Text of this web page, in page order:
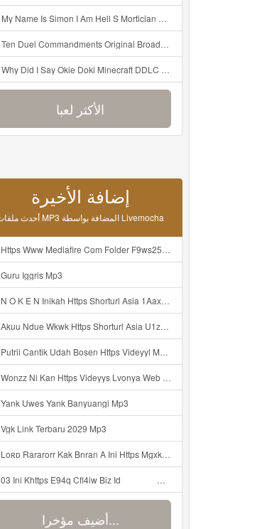
My Name Is Simon I Am Hell S Mortician And I Am Going To Kill God Creepypasta Mp3
Ten Duel Commandments Original Broadway Cast Of Hamilton Lyrics Mp3
Why Did I Say Okie Doki Minecraft DDLC Animated Music Video Song By The Stupendium Mp3
الأكثر لعبا
إضافة الأخيرة
أحدث ملفات MP3 المضافة بواسطة Livemocha
Https Www Mediafire Com Folder F9ws258ycfuur SK BILA BY TAMJI Https Www Mediafire Com Folder K3mydgsfchzb1 SENDAL PIA C9 Mp3
Guru Iggris Mp3
N O K E N Inikah Https Shorturl Asia 1Aax0 Mp3
Akuu Ndue Wkwk Https Shorturl Asia U1zZY ᅠ ᅠ ᅠ ᅠ ᅠ ᅠ ᅠ ᅠ ᅠ ᅠ ᅠ ᅠ ᅠ ᅠ ᅠ ᅠ ᅠ OK ᅠ ᅠ ᅠ ᅠ ᅠ ᅠ ᅠ ᅠ ᅠ ᅠ ᅠ ᅠ ᅠ ᅠ ᅠ ᅠ ᅠ ᅠ ᅠ ᅠ ᅠ ᅠ ᅠ ᅠ ᅠ ᅠ ᅠ ᅠ ᅠ ᅠ ᅠ ᅠ ᅠ ᅠ ᅠ ᅠ ᅠ ᅠ ᅠ ᅠ ᅠ Mp3
Putrii Cantik Udah Bosen Https Videyyl Mdfro Web Id ᅠ ᅠ ᅠ ᅠ ᅠ ᅠ ᅠ ᅠ ᅠ ᅠ ᅠ ᅠ ᅠ ᅠ ᅠ ᅠ ᅠ ᅠ ᅠ Ok ᅠ ᅠ ᅠ ᅠ ᅠ ᅠ ᅠ ᅠ ᅠ ᅠ ᅠ ᅠ ᅠ ᅠ ᅠ ᅠ ᅠ ᅠ ᅠ ᅠ ᅠ ᅠ ᅠ ᅠ ᅠ ᅠ ᅠ ᅠ ᅠ ᅠ ᅠ ᅠ ᅠ ᅠ ᅠ ᅠ ᅠ ᅠ ᅠ ᅠ N Mp3
Wonzz Ni Kan Https Videyys Lvonya Web Id ᅠ ᅠ ᅠ ᅠ ᅠ ᅠ ᅠ ᅠ ᅠ ᅠ ᅠ ᅠ ᅠ ᅠ ᅠ ᅠ ᅠ ᅠ ᅠ ᅠ OKK ᅠ ᅠ ᅠ ᅠ ᅠ ᅠ ᅠ ᅠ ᅠ ᅠ ᅠ ᅠ ᅠ ᅠ ᅠ ᅠ ᅠ ᅠ ᅠ ᅠ ᅠ ᅠ ᅠ ᅠ ᅠ ᅠ ᅠ ᅠ ᅠ ᅠ ᅠ ᅠ ᅠ ᅠ ᅠ ᅠ ᅠ ᅠ ᅠ ᅠ Mp3
Yank Uwes Yank Banyuangi Mp3
Vgk Link Terbaru 2029 Mp3
Loʀᴅ Rararorr Kak Bnran A Ini Https Mgxk Dskoe Biz Id Ini Kah ᅠ ᅠ ᅠ ᅠ ᅠ ᅠ ᅠ ᅠ ᅠ ᅠ ᅠ ᅠ ᅠ ᅠ ᅠ ᅠ ᅠ ᅠ ᅠ ᅠ ᅠ ᅠ ᅠ ᅠ ᅠ ᅠ ᅠ ᅠ ᅠ ᅠ ᅠ ᅠ ᅠ ᅠ ᅠ ᅠ ᅠ ᅠ ᅠ ᅠ ᅠ ᅠ ᅠ ᅠ ᅠ ᅠ ᅠ ᅠ ᅠ ᅠ ᅠ ᅠ ᅠ ᅠ ᅠ ᅠ ᅠ ᅠ ᅠ ᅠ ᅠ ᅠ ᅠ ᅠ ᅠ ᅠ Mp3
03 Ini Khttps E94q Cfl4iw Biz Id ᅟᅟᅟᅟᅟᅟᅟᅟᅟᅟᅟᅟᅟᅟᅟᅟᅟᅟᅟᅟᅟᅟᅟᅟᅟᅟᅟᅟᅟᅟᅟᅟ ᅟᅟᅟᅟᅟᅟᅟᅟᅟᅟᅟᅟᅟᅟᅟᅟᅟᅟᅟᅟᅟᅟᅟᅟᅟᅟᅟᅟᅟᅟᅟᅟᅟᅟᅟᅟᅟᅟᅟᅟᅟᅟᅟᅟᅟᅟᅟᅟᅟᅟᅟᅟᅟᅟᅟᅟᅟᅟᅟᅟᅟᅟᅟᅟᅟᅟᅟᅟᅟᅟᅟᅟᅟᅟᅟᅟᅟᅟᅟᅟᅟᅟᅟᅟᅟᅟᅟᅟᅟᅟᅟᅟᅟᅟᅟᅟᅟᅟᅟᅟᅟᅟᅟᅟᅟᅟᅟᅟᅟᅟᅟᅟᅟᅟᅟᅟᅟᅟᅟᅟᅟᅟᅟᅟᅟᅟᅟᅟᅟᅟᅟᅟᅟᅟᅟᅟᅟ ᅠ ᅠ ᅠ ᅠ ᅠ ᅠ ᅠ ᅠ ᅠ ᅠ ᅠ ᅠ ᅠ ᅠ ᅠ ᅠ ᅠ ᅠ ᅠ ᅠ ᅠ ᅠ ᅠ ᅠ ᅠ ᅠ Mp3
أضيف مؤخرا...